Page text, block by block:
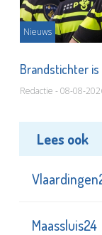
Nieuws
Brandstichter is
Redactie - 08-08-
Lees ook
Maassluis24